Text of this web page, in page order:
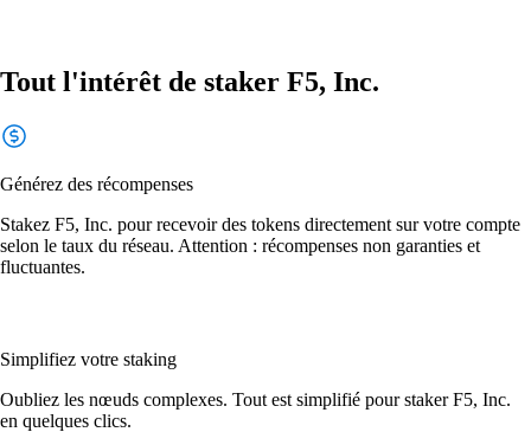
Tout l'intérêt de staker F5, Inc.
Générez des récompenses
Stakez F5, Inc. pour recevoir des tokens directement sur votre compte
selon le taux du réseau. Attention : récompenses non garanties et
fluctuantes.
Simplifiez votre staking
Oubliez les nœuds complexes. Tout est simplifié pour staker F5, Inc.
en quelques clics.